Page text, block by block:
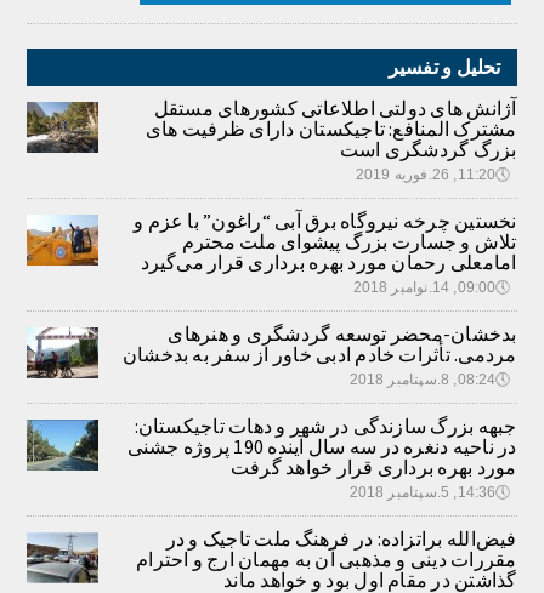
تحلیل و تفسیر
آژانش های دولتی اطلاعاتی کشورهای مستقل
مشترک المنافع: تاجیکستان دارای ظرفیت های
بزرگ گردشگری است
🕔11:20, 26.فوریه 2019
نخستین چرخه نیروگاه برق آبی “راغون” با عزم و
تلاش و جسارت بزرگ پیشوای ملت محترم
امامعلی رحمان مورد بهره برداری قرار می‌گیرد
🕔09:00, 14.نوامبر 2018
بدخشان-محضر توسعه گردشگری و هنرهای
مردمی. تأثرات خادم ادبی خاور از سفر به بدخشان
🕔08:24, 8.سپتامبر 2018
جبهه بزرگ سازندگی در شهر و دهات تاجیکستان:
در ناحیه دنغره در سه سال آینده 190 پروژه جشنی
مورد بهره برداری قرار خواهد گرفت
🕔14:36, 5.سپتامبر 2018
فیض‌الله براتزاده: در فرهنگ ملت تاجیک و در
مقررات دینی و مذهبی آن به مهمان ارج و احترام
گذاشتن در مقام اول بود و خواهد ماند